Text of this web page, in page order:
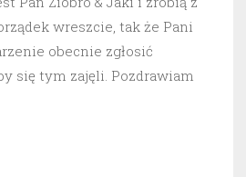
wreszcie, tak że Pani
obecnie zgłosić
się tym zajęli. Pozdrawiam